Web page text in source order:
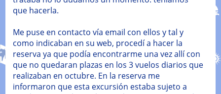
que hacerla.
Me puse en contacto vía email con ellos y tal y
como indicaban en su web, procedí a hacer la
reserva ya que podía encontrarme una vez allí con
que no quedaran plazas en los 3 vuelos diarios que
realizaban en octubre. En la reserva me
informaron que esta excursión estaba sujeto a